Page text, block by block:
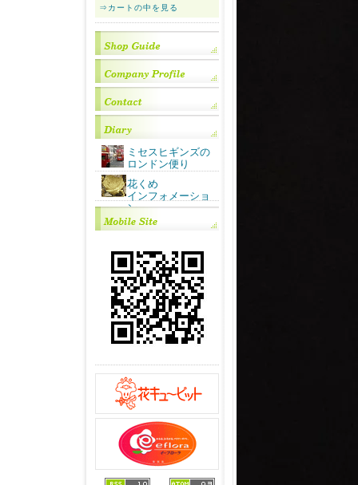
⇒カートの中を見る
ミセスヒギンズの
ロンドン便り
花くめ
インフォメーショ
ン